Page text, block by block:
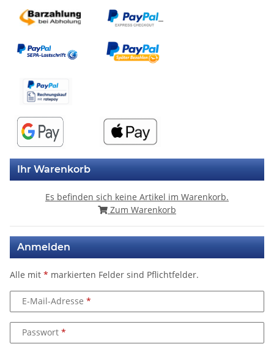
Ihr Warenkorb
Es befinden sich keine Artikel im Warenkorb.
Zum Warenkorb
Anmelden
Alle mit * markierten Felder sind Pflichtfelder.
E-Mail-Adresse
Passwort